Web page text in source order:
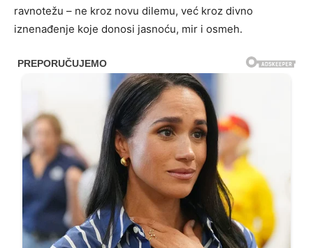
ravnotežu – ne kroz novu dilemu, već kroz divno
iznenađenje koje donosi jasnoću, mir i osmeh.